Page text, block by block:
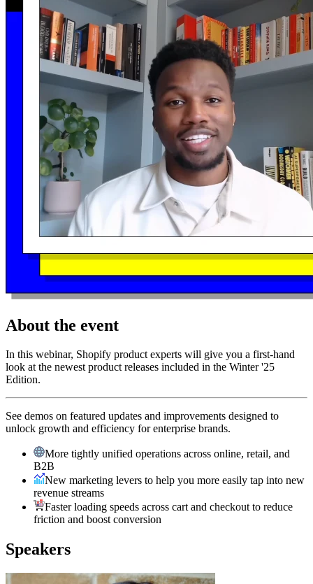
About the event
In this webinar, Shopify product experts will give you a first-hand
look at the newest product releases included in the Winter '25
Edition.
See demos on featured updates and improvements designed to
unlock growth and efficiency for enterprise brands.
More tightly unified operations across online, retail, and
B2B
New marketing levers to help you more easily tap into new
revenue streams
Faster loading speeds across cart and checkout to reduce
friction and boost conversion
Speakers